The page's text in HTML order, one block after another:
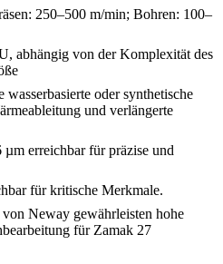
250–500 m/min; Bohren: 100–
abhängig von der Komplexität des
wasserbasierte oder synthetische
und verlängerte
µm erreichbar für präzise und
für kritische Merkmale.
von Neway gewährleisten hohe
für Zamak 27